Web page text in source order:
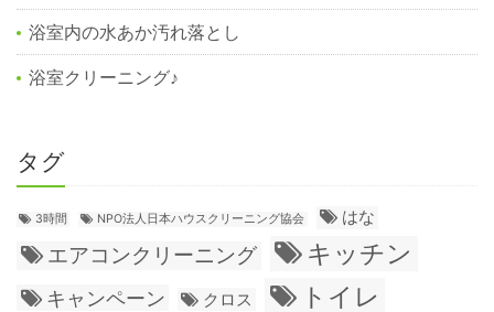
浴室内の水あか汚れ落とし
浴室クリーニング♪
タグ
3時間 NPO法人日本ハウスクリーニング協会 はな
エアコンクリーニング キッチン
キャンペーン クロス トイレ